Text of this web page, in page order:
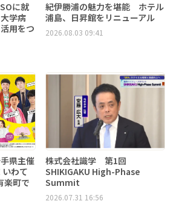
に就
学病
用をつ
紀伊勝浦の魅力を堪能 ホテル
浦島、日昇館をリニューアル
2026.08.03 09:41
県主催
わて
楽町で
株式会社識学 第1回
SHIKIGAKU High-Phase
Summit
2026.07.31 16:56